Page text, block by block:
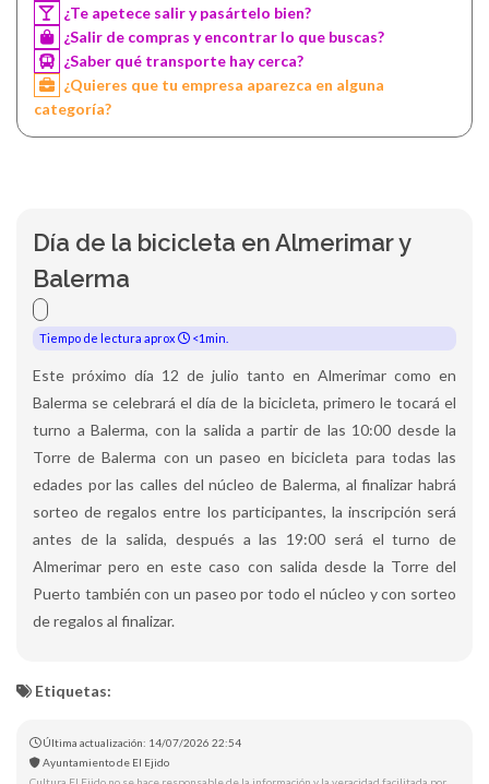
¿Te apetece salir y pasártelo bien?
¿Salir de compras y encontrar lo que buscas?
¿Saber qué transporte hay cerca?
¿Quieres que tu empresa aparezca en alguna
categoría?
Día de la bicicleta en Almerimar y
Balerma
Tiempo de lectura aprox <1min.
Este próximo día 12 de julio tanto en Almerimar como en
Balerma se celebrará el día de la bicicleta, primero le tocará el
turno a Balerma, con la salida a partir de las 10:00 desde la
Torre de Balerma con un paseo en bicicleta para todas las
edades por las calles del núcleo de Balerma, al finalizar habrá
sorteo de regalos entre los participantes, la inscripción será
antes de la salida, después a las 19:00 será el turno de
Almerimar pero en este caso con salida desde la Torre del
Puerto también con un paseo por todo el núcleo y con sorteo
de regalos al finalizar.
Etiquetas:
Última actualización: 14/07/2026 22:54
Ayuntamiento de El Ejido